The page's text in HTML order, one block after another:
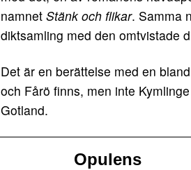
namnet Stänk och flikar. Samma
diktsamling med den omtvistade
Det är en berättelse med en
och Fårö finns, men inte
Gotland.
Opulens